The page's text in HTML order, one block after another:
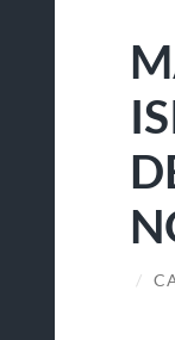
/